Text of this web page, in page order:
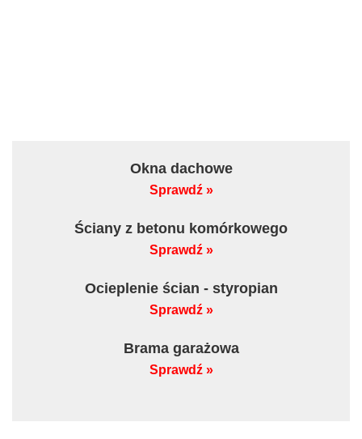
Okna dachowe
Sprawdź »
Ściany z betonu komórkowego
Sprawdź »
Ocieplenie ścian - styropian
Sprawdź »
Brama garażowa
Sprawdź »